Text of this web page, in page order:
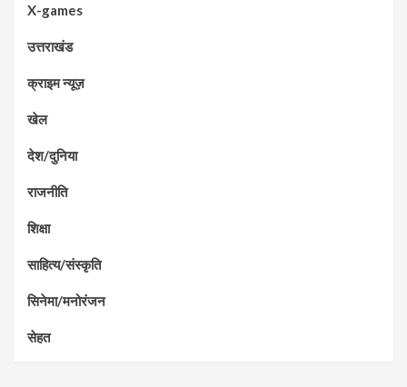
X-games
उत्तराखंड
क्राइम न्यूज़
खेल
देश/दुनिया
राजनीति
शिक्षा
साहित्य/संस्कृति
सिनेमा/मनोरंजन
सेहत